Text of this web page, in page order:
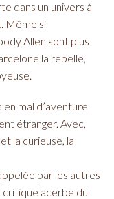
dans un univers à
Même si
Allen sont plus
la rebelle,
mal d’aventure
étranger. Avec,
la curieuse, la
par les autres
critique acerbe du